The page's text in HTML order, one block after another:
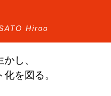
Hiroo
し、
を図る。